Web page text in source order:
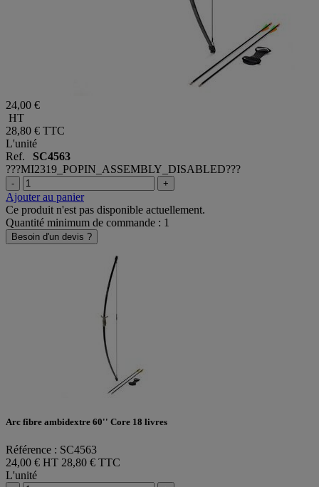
24,00 €
HT
28,80 € TTC
L'unité
Ref. SC4563
???MI2319_POPIN_ASSEMBLY_DISABLED???
- +
Ajouter au panier
Ce produit n'est pas disponible actuellement.
Quantité minimum de commande : 1
Besoin d'un devis ?
Arc fibre ambidextre 60'' Core 18 livres
Référence : SC4563
24,00 € HT 28,80 € TTC
L'unité